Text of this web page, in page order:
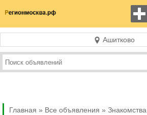
Ашитково
Главная » Все объявления » Знакомства